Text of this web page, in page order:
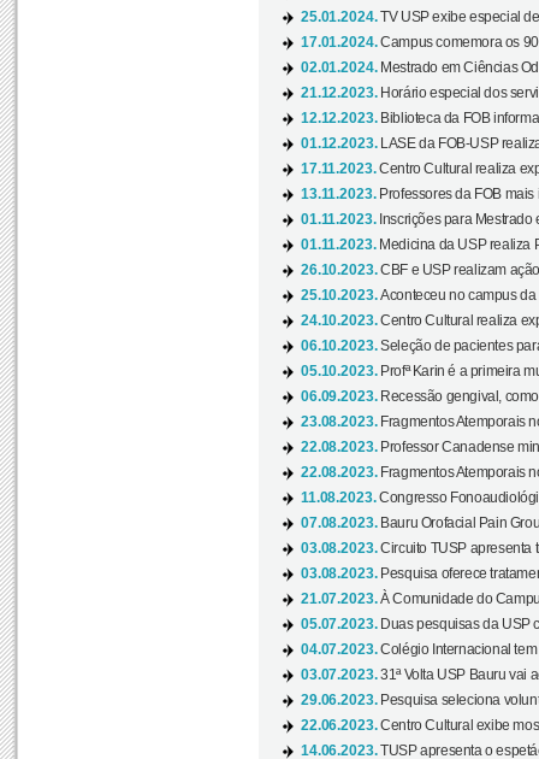
25.01.2024.TV USP exibe especial
17.01.2024.Campus comemora os
02.01.2024. Mestrado em Ciências
21.12.2023. Horário especial dos
12.12.2023. Biblioteca da FOB
01.12.2023.
LASE da FOB-USP
17.11.2023.Centro Cultural realiza
13.11.2023. Professores da FOB
01.11.2023. Inscrições para
01.11.2023. Medicina da USP realiza
26.10.2023.CBF e USP realizam
25.10.2023.Aconteceu no campus da
24.10.2023.Centro Cultural realiza
06.10.2023.Seleção de pacientes
05.10.2023. Profª Karin é a primeira
06.09.2023. Recessão gengival,
23.08.2023. Fragmentos Atemporais
22.08.2023. Professor Canadense
22.08.2023. Fragmentos Atemporais
11.08.2023.Congresso
07.08.2023. Bauru Orofacial Pain
03.08.2023.Circuito TUSP apresenta
03.08.2023. Pesquisa oferece
21.07.2023.À Comunidade do
05.07.2023. Duas pesquisas da USP
04.07.2023.Colégio Internacional
03.07.2023.31ª Volta USP Bauru vai
29.06.2023. Pesquisa seleciona
22.06.2023.Centro Cultural exibe
14.06.2023.TUSP apresenta o